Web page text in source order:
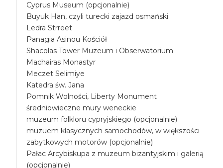
Cyprus Museum (opcjonalnie)
Buyuk Han, czyli turecki zajazd osmański
Ledra Strreet
Panagia Asinou Kościół
Shacolas Tower Muzeum i Obserwatorium
Machairas Monastyr
Meczet Selimiye
Katedra św. Jana
Pomnik Wolności, Liberty Monument
średniowieczne mury weneckie
muzeum folkloru cypryjskiego (opcjonalnie)
muzuem klasycznych samochodów, w większości
zabytkowych motorów (opcjonalnie)
Pałac Arcybiskupa z muzeum bizantyjskim i galerią
(opcjonalnie)